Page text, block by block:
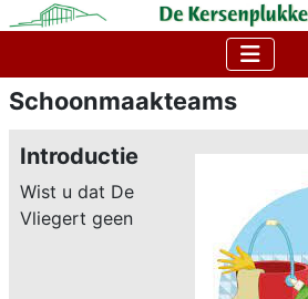
Schoonmaakteams
Introductie
Wist u dat De
Vliegert geen